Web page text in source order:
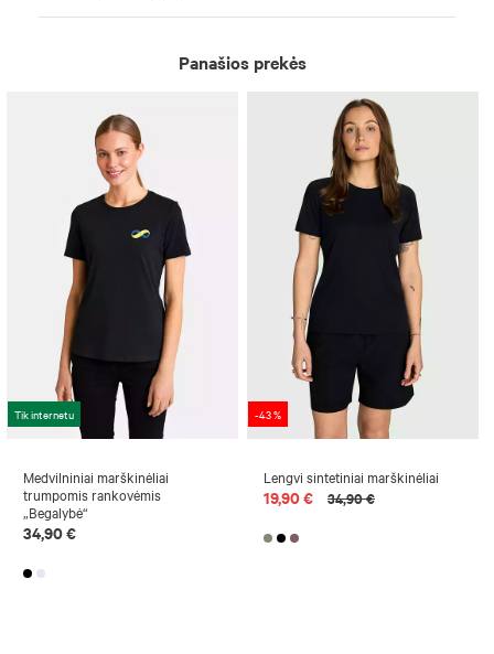
Panašios prekės
Tik internetu
Medvilniniai marškinėliai
trumpomis rankovėmis
„Begalybė“
34,90 €
-43 %
Lengvi sintetiniai marškinėliai
19,90 € 34,90 €